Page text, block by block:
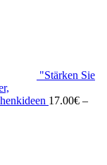
"Stärken Sie
17.00€ –